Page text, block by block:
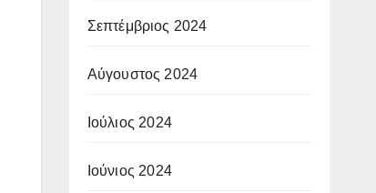
Σεπτέμβριος 2024
Αύγουστος 2024
Ιούλιος 2024
Ιούνιος 2024